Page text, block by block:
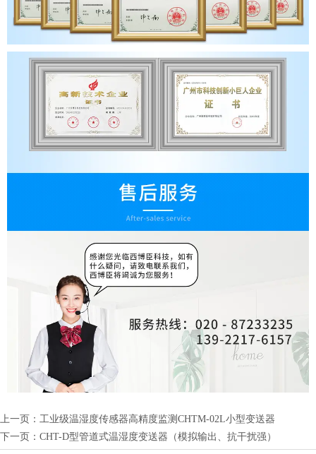
上一页： 工业级温湿度传感器高精度监测CHTM-02L小型变送器
下一页： CHT-D型管道式温湿度变送器（模拟输出、抗干扰强）